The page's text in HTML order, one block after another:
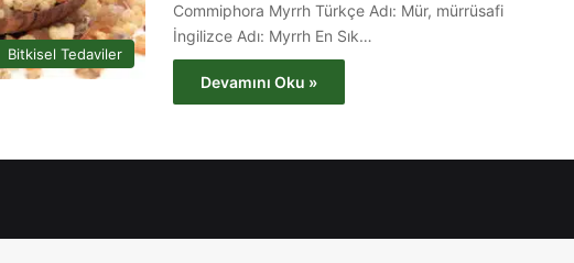
Bitkisel Tedaviler
Commiphora Myrrh Türkçe Adı: Mür, mürrüsafi
İngilizce Adı: Myrrh En Sık…
Devamını Oku »